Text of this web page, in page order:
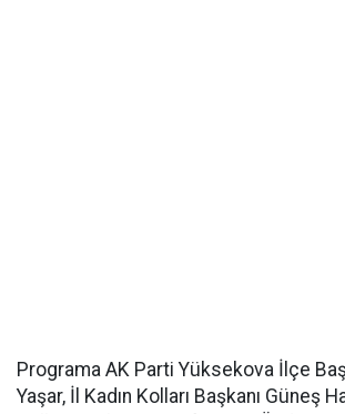
Programa AK Parti Yüksekova İlçe
Yaşar, İl Kadın Kolları Başkanı Güneş